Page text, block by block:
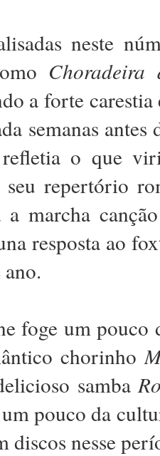
neste
Choradeira
a forte
semanas
o que
seu repertório
a marcha
resposta ao
ano.
foge um pouco
chorinho
samba
pouco da
discos nesse